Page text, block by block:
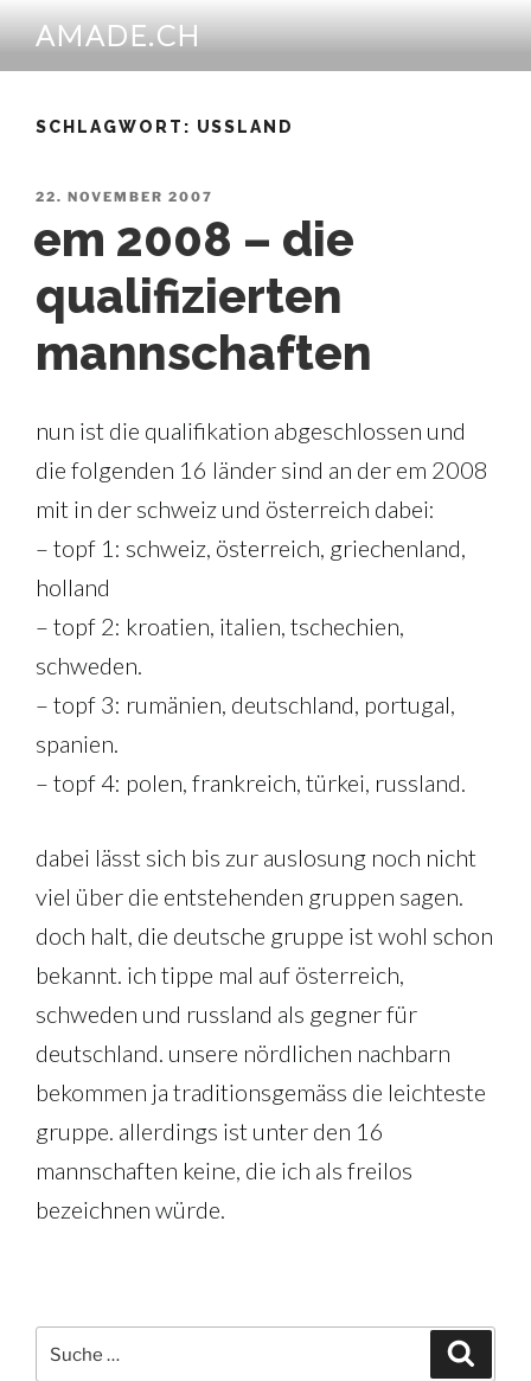
Inhalt
springen
AMADE.CH
SCHLAGWORT: USSLAND
VERÖFFENTLICHT
22. NOVEMBER 2007
em 2008 – die
qualifizierten
mannschaften
nun ist die qualifikation abgeschlossen und
die folgenden 16 länder sind an der em 2008
mit in der schweiz und österreich dabei:
– topf 1: schweiz, österreich, griechenland,
holland
– topf 2: kroatien, italien, tschechien,
schweden.
– topf 3: rumänien, deutschland, portugal,
spanien.
– topf 4: polen, frankreich, türkei, russland.
dabei lässt sich bis zur auslosung noch nicht
viel über die entstehenden gruppen sagen.
doch halt, die deutsche gruppe ist wohl schon
bekannt. ich tippe mal auf österreich,
schweden und russland als gegner für
deutschland. unsere nördlichen nachbarn
bekommen ja traditionsgemäss die leichteste
gruppe. allerdings ist unter den 16
mannschaften keine, die ich als freilos
bezeichnen würde.
nach: